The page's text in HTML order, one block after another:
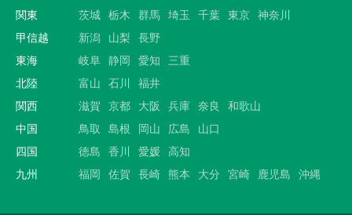
関東
茨城 栃木 群馬 埼玉 千葉 東京 神奈川
甲信越
新潟 山梨
長野
東海
岐阜 静岡 愛知
三重
北陸
富山 石川
福井
関西
滋賀 京都 大阪 兵庫 奈良
和歌山
中国
鳥取 島根 岡山 広島
山口
四国
徳島 香川 愛媛 高知
九州
福岡 佐賀 長崎 熊本 大分 宮崎 鹿児島 沖縄